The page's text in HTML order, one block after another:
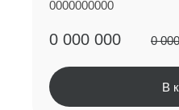
0 000 000 0
0000000000
В